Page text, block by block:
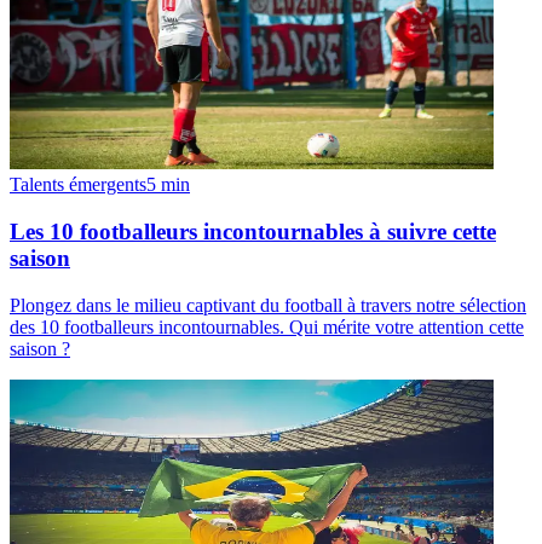
Talents émergents5 min
Les 10 footballeurs incontournables à suivre cette
saison
Plongez dans le milieu captivant du football à travers notre sélection
des 10 footballeurs incontournables. Qui mérite votre attention cette
saison ?